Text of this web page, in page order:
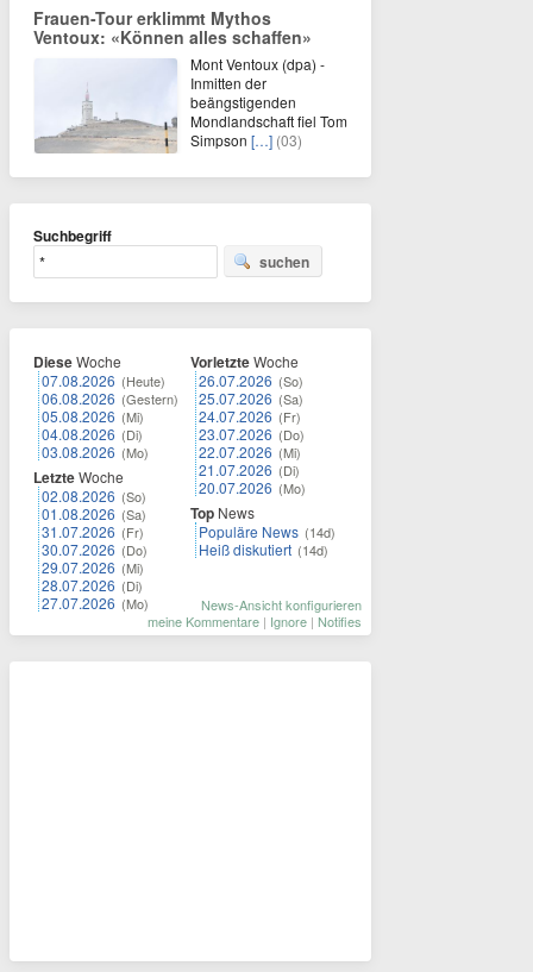
Frauen-Tour erklimmt Mythos
Ventoux: «Können alles schaffen»
Mont Ventoux (dpa) -
Inmitten der
beängstigenden
Mondlandschaft fiel Tom
Simpson […] (03)
Suchbegriff
suchen
DieseWoche
07.08.2026 (Heute)
06.08.2026 (Gestern)
05.08.2026 (Mi)
04.08.2026 (Di)
03.08.2026 (Mo)
LetzteWoche
02.08.2026 (So)
01.08.2026 (Sa)
31.07.2026 (Fr)
30.07.2026 (Do)
29.07.2026 (Mi)
28.07.2026 (Di)
27.07.2026 (Mo)
VorletzteWoche
26.07.2026 (So)
25.07.2026 (Sa)
24.07.2026 (Fr)
23.07.2026 (Do)
22.07.2026 (Mi)
21.07.2026 (Di)
20.07.2026 (Mo)
Top News
Populäre News (14d)
Heiß diskutiert (14d)
News-Ansicht konfigurieren
meine Kommentare | Ignore | Notifies